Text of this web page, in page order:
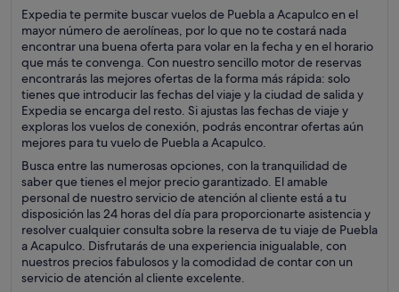
Expedia te permite buscar vuelos de Puebla a Acapulco en el
mayor número de aerolíneas, por lo que no te costará nada
encontrar una buena oferta para volar en la fecha y en el horario
que más te convenga. Con nuestro sencillo motor de reservas
encontrarás las mejores ofertas de la forma más rápida: solo
tienes que introducir las fechas del viaje y la ciudad de salida y
Expedia se encarga del resto. Si ajustas las fechas de viaje y
exploras los vuelos de conexión, podrás encontrar ofertas aún
mejores para tu vuelo de Puebla a Acapulco.
Busca entre las numerosas opciones, con la tranquilidad de
saber que tienes el mejor precio garantizado. El amable
personal de nuestro servicio de atención al cliente está a tu
disposición las 24 horas del día para proporcionarte asistencia y
resolver cualquier consulta sobre la reserva de tu viaje de Puebla
a Acapulco. Disfrutarás de una experiencia inigualable, con
nuestros precios fabulosos y la comodidad de contar con un
servicio de atención al cliente excelente.